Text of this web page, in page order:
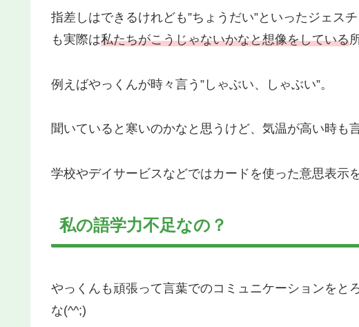
指差しはできるけれども”ちょうだい”といったジェス
も実際は私たちがこうじゃないかなと想像をしている
例えばやっくんが時々言う”しゃぶい、しゃぶい”。
聞いていると寒いのかなと思うけど、気温が高い時も
学校やデイサービスなどではカードを使った意思表示
私の語学力不足なの？
やっくんも頑張って言葉でのコミュニケーションをと
な(^^;)